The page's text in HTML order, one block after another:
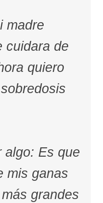
madre
cuidara de
quiero
algo: Es que
mis ganas
grandes